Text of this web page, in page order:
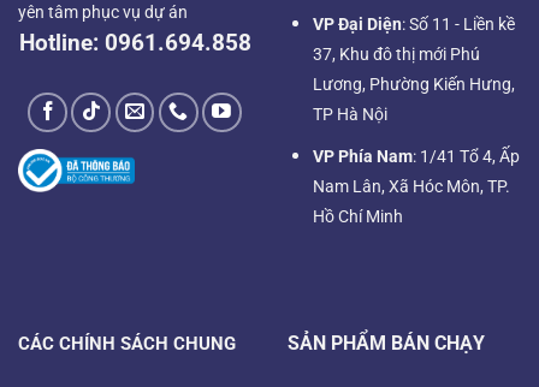
yên tâm phục vụ dự án
Hotline: 0961.694.858
VP Đại Diện: Số 11 - Liền kề
37, Khu đô thị mới Phú
Lương, Phường Kiến Hưng,
TP Hà Nội
VP Phía Nam: 1/41 Tổ 4, Ấp
Nam Lân, Xã Hóc Môn, TP.
Hồ Chí Minh
CÁC CHÍNH SÁCH CHUNG SẢN PHẨM BÁN CHẠY